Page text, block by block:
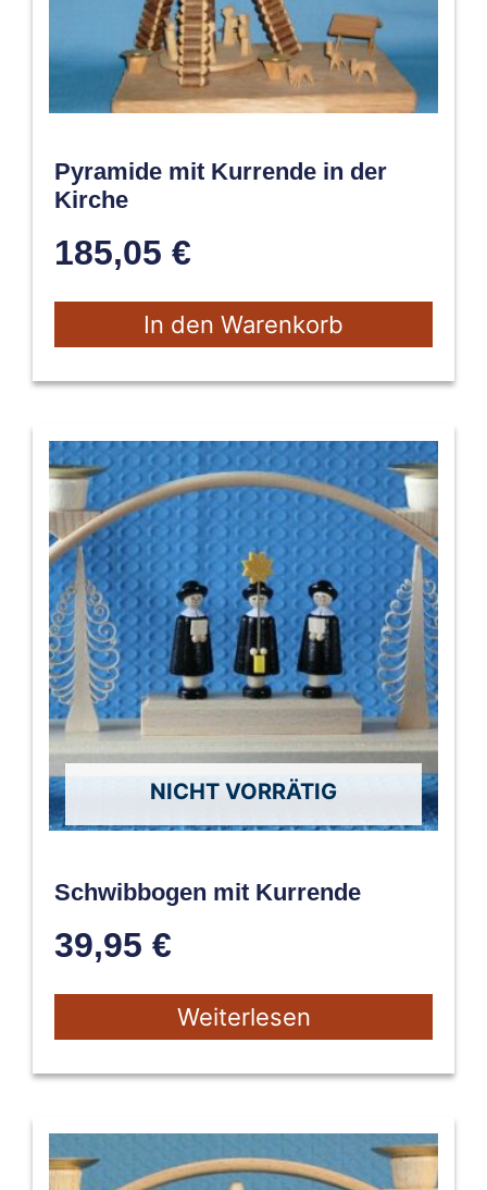
Pyramide mit Kurrende in der
Kirche
185,05 €
In den Warenkorb
NICHT VORRÄTIG
Schwibbogen mit Kurrende
39,95 €
Weiterlesen